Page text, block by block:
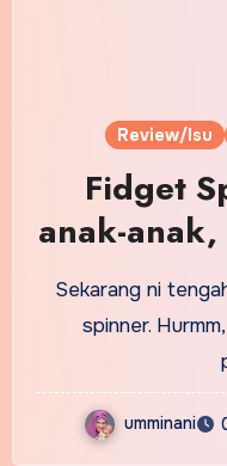
Review/Isu
Fidget
anak-
Sekarang ni
spinner.
umminani